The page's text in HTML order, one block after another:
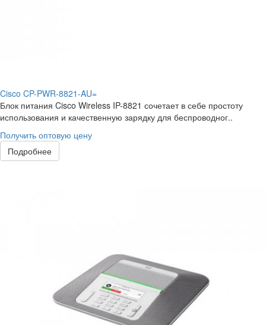
Cisco CP-PWR-8821-AU=
Блок питания Cisco Wireless IP-8821 сочетает в себе простоту
использования и качественную зарядку для беспроводног..
Получить оптовую цену
Подробнее